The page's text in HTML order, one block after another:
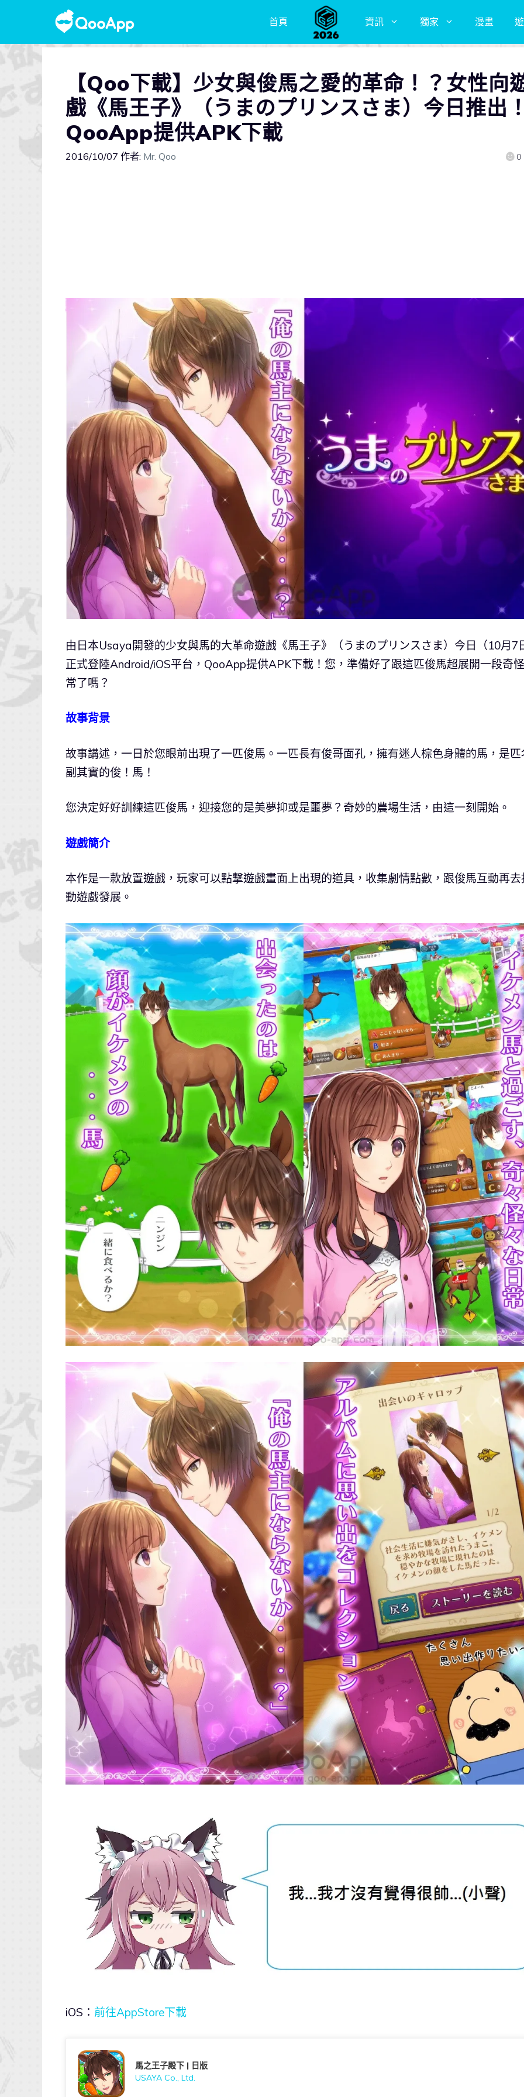
首頁 資訊 獨家 漫畫
【Qoo下載】少女與俊馬之愛的革命！？女性向
戲《馬王子》（うまのプリンスさま）今日推出
QooApp提供APK下載
2016/10/07 作者: Mr. Qoo 0
由日本Usaya開發的少女與馬的大革命遊戲《馬王子》（うまのプリンスさま）今日（10月7
正式登陸Android/iOS平台，QooApp提供APK下載！您，準備好了跟這匹俊馬超展開一段奇
常了嗎？
故事背景
故事講述，一日於您眼前出現了一匹俊馬。一匹長有俊哥面孔，擁有迷人棕色身體的馬，是匹
副其實的俊！馬！
您決定好好訓練這匹俊馬，迎接您的是美夢抑或是噩夢？奇妙的農場生活，由這一刻開始。
遊戲簡介
本作是一款放置遊戲，玩家可以點撃遊戲畫面上出現的道具，收集劇情點數，跟俊馬互動再去
動遊戲發展。
iOS： 前往AppStore下載
馬之王子殿下 | 日版
USAYA Co., Ltd.